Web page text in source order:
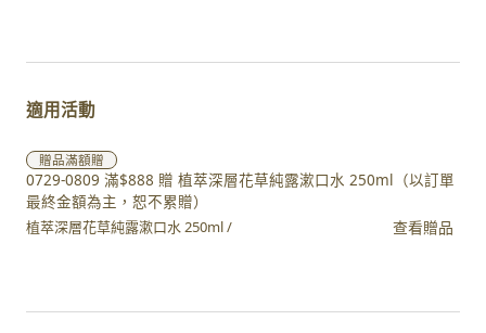
適用活動
贈品滿額贈
0729-0809 滿$888 贈 植萃深層花草純露漱口水 250ml（以訂單
最終金額為主，恕不累贈）
植萃深層花草純露漱口水 250ml /
查看贈品